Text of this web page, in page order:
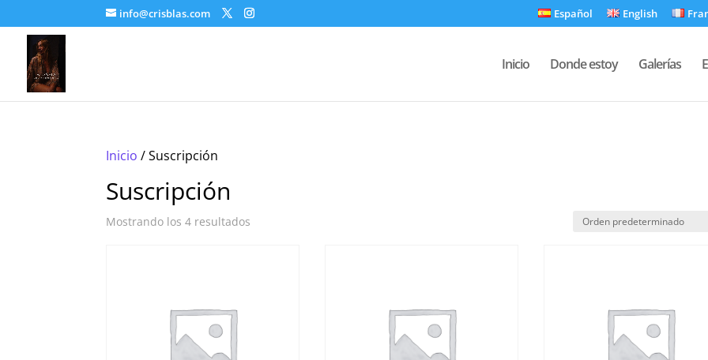
info@crisblas.com Español English
Inicio Donde estoy Galerías
Inicio / Suscripción
Suscripción
Mostrando los 4 resultados